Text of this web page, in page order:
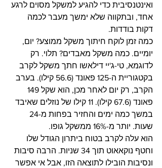
ואינטנסיבית כדי להגיע למשקל מסוים לרגע
אחד, ובתקווה שלא ימשך מעבר לכמה
דקות בודדות.
כמה זמן לוקח חיתוך משקל ממוצע? יום,
יומיים. כמה משקל מאבדים? תלוי. רק
לדוגמא, טי-ג'יי דילאשו חתך משקל לקרב
בקטגוריית ה-125 פאונד (56.6 קילו). בערב
פאונד (67.6 קילו). 11 קילו של נוזלים שאיבד
שעות. יותר מ-16% ממשקל גופו.
הוא עלה לקרב בטוח ביתרון הגודל שלו
וחטף נוקאאוט תוך 34 שניות. הרבה סיבות
ונסיבות הובילו לתוצאה הזו, אבל אי אפשר